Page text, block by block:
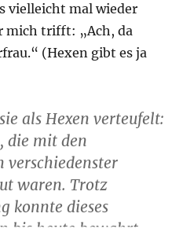
vielleicht mal wieder
mich trifft: „Ach, da
(Hexen gibt es ja
als Hexen verteufelt:
die mit den
verschiedenster
waren. Trotz
konnte dieses
bis heute bewahrt